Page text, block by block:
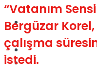
TV
Sinema
Tatil
“Vatanım
Bergüzar
çalışma
istedi.